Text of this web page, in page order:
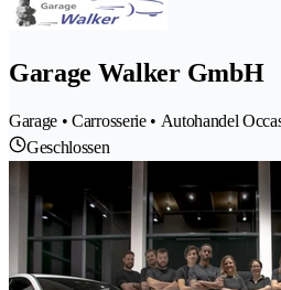
Garage Walker GmbH
Garage • Carrosserie • Autohandel
Geschlossen